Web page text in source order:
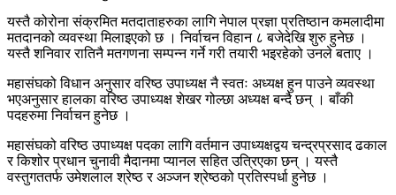
यस्तै कोरोना संक्रमित मतदाताहरुका लागि नेपाल प्रज्ञा प्रतिष्ठान कमलादीमा
मतदानको व्यवस्था मिलाइएको छ । निर्वाचन विहान ८ बजेदेखि शुरु हुनेछ ।
यस्तै शनिवार रातिनै मतगणना सम्पन्न गर्ने गरी तयारी भइरहेको उनले बताए ।
महासंघको विधान अनुसार वरिष्ठ उपाध्यक्ष नै स्वतः अध्यक्ष हुन पाउने व्यवस्था
भएअनुसार हालका वरिष्ठ उपाध्यक्ष शेखर गोल्छा अध्यक्ष बन्दै छन् । बाँकी
पदहरुमा निर्वाचन हुनेछ ।
महासंघको वरिष्ठ उपाध्यक्ष पदका लागि वर्तमान उपाध्यक्षद्वय चन्द्रप्रसाद ढकाल
र किशोर प्रधान चुनावी मैदानमा प्यानल सहित उत्रिएका छन् । यस्तै
वस्तुगततर्फ उमेशलाल श्रेष्ठ र अञ्जन श्रेष्ठको प्रतिस्पर्धा हुनेछ ।